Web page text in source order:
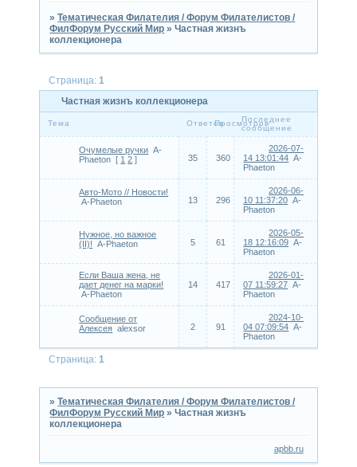
»Тематическая Филателия / Форум Филателистов /
ФилФорум Русский Мир »Частная жизнъ
коллекционера
Частная жизнъ коллекционера
Страница:1
Тема ОтветовПросмотров
Последнее
сообщение
Очумелые ручки A-
Phaeton [ 1 2 ] 35 360
2026-07-
14 13:01:44 A-
Phaeton
Авто-Мото // Новости!
A-Phaeton
13 296
2026-06-
10 11:37:20 A-
Phaeton
Нужное, но важное
(II)!
A-Phaeton 5 61
2026-05-
18 12:16:09 A-
Phaeton
Если Ваша жена, не
дает денег на марки!
A-Phaeton
14 417
2026-01-
07 11:59:27 A-
Phaeton
Сообщение от
Алексея alexsor 2 91
2024-10-
04 07:09:54 A-
Phaeton
Страница:1
»Тематическая Филателия / Форум Филателистов /
ФилФорум Русский Мир »Частная жизнъ
коллекционера
apbb.ru